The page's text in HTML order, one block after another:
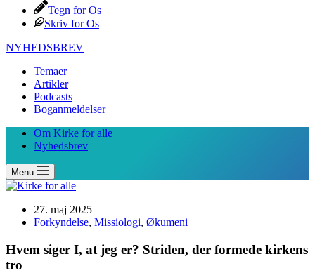
Tegn for Os
Skriv for Os
NYHEDSBREV
Temaer
Artikler
Podcasts
Boganmeldelser
Om Kirke for alle
Nyhedsbrev
Menu
27. maj 2025
Forkyndelse, Missiologi, Økumeni
Hvem siger I, at jeg er? Striden, der formede kirkens
tro